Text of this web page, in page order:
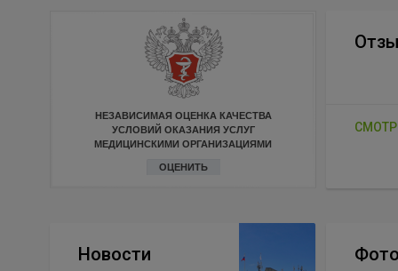
НЕЗАВИСИМАЯ ОЦЕНКА КАЧЕСТВА
УСЛОВИЙ ОКАЗАНИЯ УСЛУГ
МЕДИЦИНСКИМИ ОРГАНИЗАЦИЯМИ
ОЦЕНИТЬ
Новости